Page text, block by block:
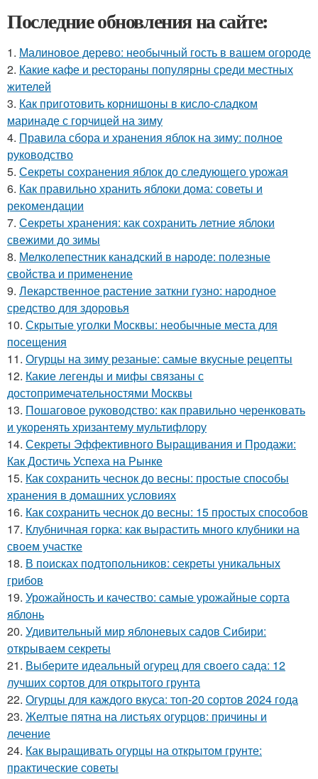
Последние обновления на сайте:
1. Малиновое дерево: необычный гость в вашем огороде
2. Какие кафе и рестораны популярны среди местных
жителей
3. Как приготовить корнишоны в кисло-сладком
маринаде с горчицей на зиму
4. Правила сбора и хранения яблок на зиму: полное
руководство
5. Секреты сохранения яблок до следующего урожая
6. Как правильно хранить яблоки дома: советы и
рекомендации
7. Секреты хранения: как сохранить летние яблоки
свежими до зимы
8. Мелколепестник канадский в народе: полезные
свойства и применение
9. Лекарственное растение заткни гузно: народное
средство для здоровья
10. Скрытые уголки Москвы: необычные места для
посещения
11. Огурцы на зиму резаные: самые вкусные рецепты
12. Какие легенды и мифы связаны с
достопримечательностями Москвы
13. Пошаговое руководство: как правильно черенковать
и укоренять хризантему мультифлору
14. Секреты Эффективного Выращивания и Продажи:
Как Достичь Успеха на Рынке
15. Как сохранить чеснок до весны: простые способы
хранения в домашних условиях
16. Как сохранить чеснок до весны: 15 простых способов
17. Клубничная горка: как вырастить много клубники на
своем участке
18. В поисках подтопольников: секреты уникальных
грибов
19. Урожайность и качество: самые урожайные сорта
яблонь
20. Удивительный мир яблоневых садов Сибири:
открываем секреты
21. Выберите идеальный огурец для своего сада: 12
лучших сортов для открытого грунта
22. Огурцы для каждого вкуса: топ-20 сортов 2024 года
23. Желтые пятна на листьях огурцов: причины и
лечение
24. Как выращивать огурцы на открытом грунте:
практические советы